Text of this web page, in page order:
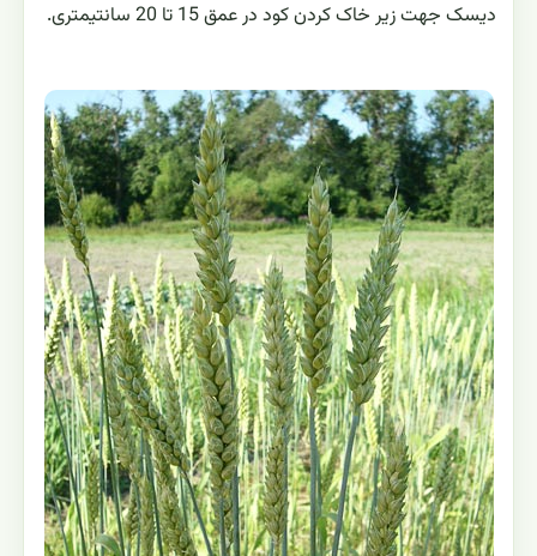
دیسک جهت زیر خاک کردن کود در عمق 15 تا 20 سانتیمتری.